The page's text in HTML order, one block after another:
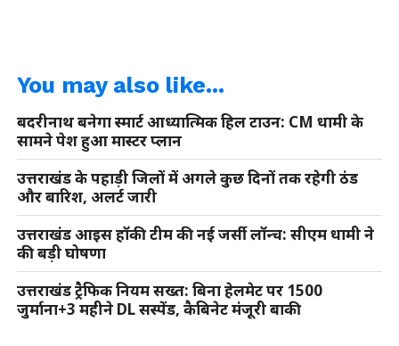
You may also like...
बदरीनाथ बनेगा स्मार्ट आध्यात्मिक हिल टाउन: CM धामी के
सामने पेश हुआ मास्टर प्लान
उत्तराखंड के पहाड़ी जिलों में अगले कुछ दिनों तक रहेगी ठंड
और बारिश, अलर्ट जारी
उत्तराखंड आइस हॉकी टीम की नई जर्सी लॉन्च: सीएम धामी ने
की बड़ी घोषणा
उत्तराखंड ट्रैफिक नियम सख्त: बिना हेलमेट पर 1500
जुर्माना+3 महीने DL सस्पेंड, कैबिनेट मंजूरी बाकी